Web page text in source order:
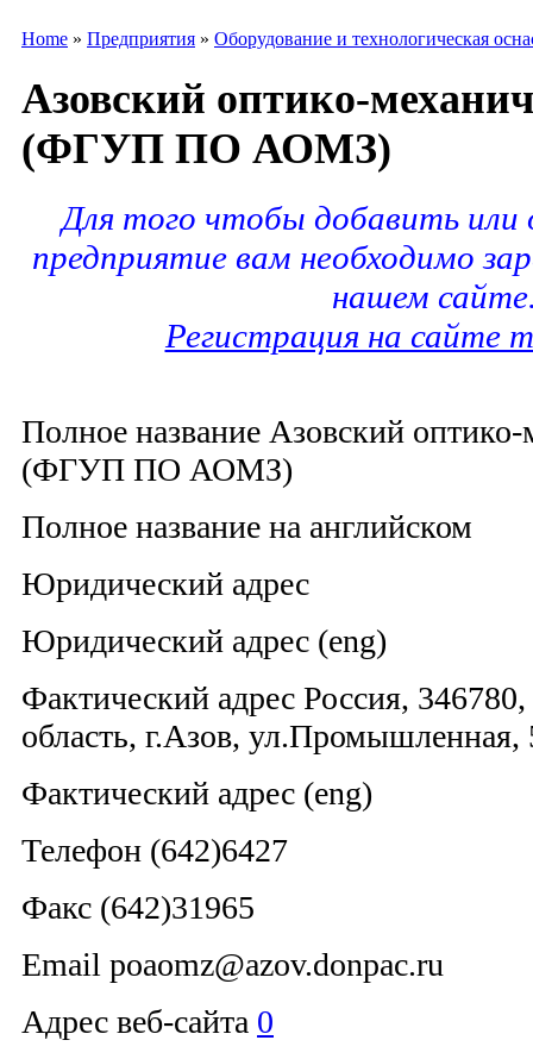
Home » Предприятия » Оборудование и технологическая
Азовский оптико-
(ФГУП ПО АОМЗ)
Для того чтобы добавить
предприятие вам необходимо
нашем
Регистрация на сайте
Полное название Азовский оптико-
(ФГУП ПО АОМЗ)
Полное название на английском
Юридический адрес
Юридический адрес (eng)
Фактический адрес Россия, 346780,
область, г.Азов, ул.Промышленная,
Фактический адрес (eng)
Телефон (642)6427
Факс (642)31965
Email poaomz@azov.donpac.ru
Адрес веб-сайта 0